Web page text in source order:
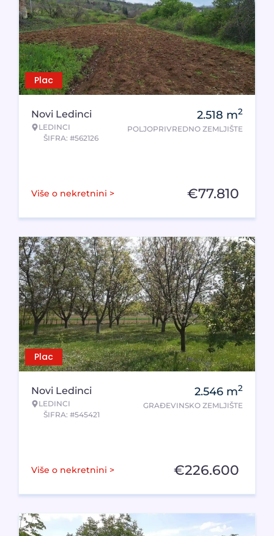
Plac
Novi Ledinci
LEDINCI
ŠIFRA: #562126
2.518 m2
POLJOPRIVREDNO ZEMLJIŠTE
Više o nekretnini > €77.810
Plac
Novi Ledinci
LEDINCI
ŠIFRA: #545421
2.546 m2
GRAĐEVINSKO ZEMLJIŠTE
Više o nekretnini > €226.600